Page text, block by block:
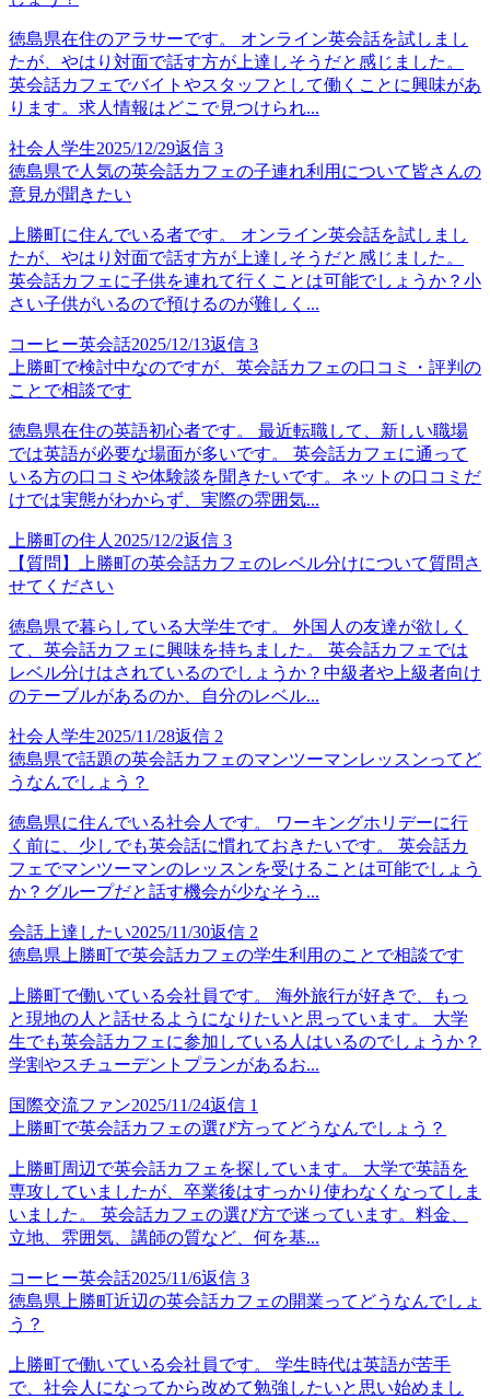
徳島県在住のアラサーです。 オンライン英会話を試しまし
たが、やはり対面で話す方が上達しそうだと感じました。
英会話カフェでバイトやスタッフとして働くことに興味があ
ります。求人情報はどこで見つけられ...
社会人学生2025/12/29返信 3
徳島県で人気の英会話カフェの子連れ利用について皆さんの
意見が聞きたい
上勝町に住んでいる者です。 オンライン英会話を試しまし
たが、やはり対面で話す方が上達しそうだと感じました。
英会話カフェに子供を連れて行くことは可能でしょうか？小
さい子供がいるので預けるのが難しく...
コーヒー英会話2025/12/13返信 3
上勝町で検討中なのですが、英会話カフェの口コミ・評判の
ことで相談です
徳島県在住の英語初心者です。 最近転職して、新しい職場
では英語が必要な場面が多いです。 英会話カフェに通って
いる方の口コミや体験談を聞きたいです。ネットの口コミだ
けでは実態がわからず、実際の雰囲気...
上勝町の住人 2025/12/2返信 3
【質問】上勝町の英会話カフェのレベル分けについて質問さ
せてください
徳島県で暮らしている大学生です。 外国人の友達が欲しく
て、英会話カフェに興味を持ちました。 英会話カフェでは
レベル分けはされているのでしょうか？中級者や上級者向け
のテーブルがあるのか、自分のレベル...
社会人学生2025/11/28返信 2
徳島県で話題の英会話カフェのマンツーマンレッスンってど
うなんでしょう？
徳島県に住んでいる社会人です。 ワーキングホリデーに行
く前に、少しでも英会話に慣れておきたいです。 英会話カ
フェでマンツーマンのレッスンを受けることは可能でしょう
か？グループだと話す機会が少なそう...
会話上達したい2025/11/30返信 2
徳島県上勝町で英会話カフェの学生利用のことで相談です
上勝町で働いている会社員です。 海外旅行が好きで、もっ
と現地の人と話せるようになりたいと思っています。 大学
生でも英会話カフェに参加している人はいるのでしょうか？
学割やスチューデントプランがあるお...
国際交流ファン2025/11/24返信 1
上勝町で英会話カフェの選び方ってどうなんでしょう？
上勝町周辺で英会話カフェを探しています。 大学で英語を
専攻していましたが、卒業後はすっかり使わなくなってしま
いました。 英会話カフェの選び方で迷っています。料金、
立地、雰囲気、講師の質など、何を基...
コーヒー英会話2025/11/6返信 3
徳島県上勝町近辺の英会話カフェの開業ってどうなんでしょ
う？
上勝町で働いている会社員です。 学生時代は英語が苦手
で、社会人になってから改めて勉強したいと思い始めまし